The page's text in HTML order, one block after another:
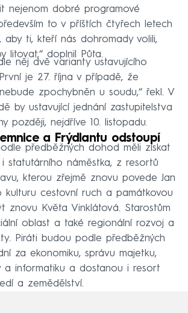
nejenom dobré programové
to v příštích čtyřech letech
ti, kteří nás dohromady volili,
litovat,“ doplnil Půta.
něj dvě varianty ustavujícího
je 27. října v případě, že
zpochybněn u soudu,“ řekl. V
by ustavující jednání zastupitelstva
později, nejdříve 10. listopadu.
a Frýdlantu odstoupí
předběžných dohod měli získat
statutárního náměstka, z resortů
kterou zřejmě znovu povede Jan
kulturu cestovní ruch a památkovou
znovu Květa Vinklátová. Starostům
oblast a také regionální rozvoj a
Piráti budou podle předběžných
za ekonomiku, správu majetku,
a informatiku a dostanou i resort
a zemědělství.